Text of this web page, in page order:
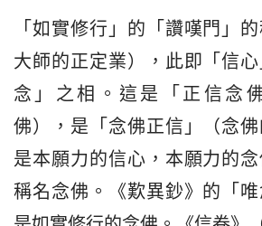
「如實修行」的「讚嘆門」
大師的正定業），此即「信
念」之相。這是「正信念
佛），是「念佛正信」（念
是本願力的信心，本願力的
稱名念佛。《歎異鈔》的「唯